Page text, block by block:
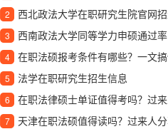
2 西北政法大学在职研究生院官网
3 西南政法大学同等学力申硕通过率
4 在职法硕报考条件有哪些？一文
5 法学在职研究生招生信息
6 在职法律硕士单证值得考吗？过来人分享
7 天津在职法硕值得读吗？过来人分享真实